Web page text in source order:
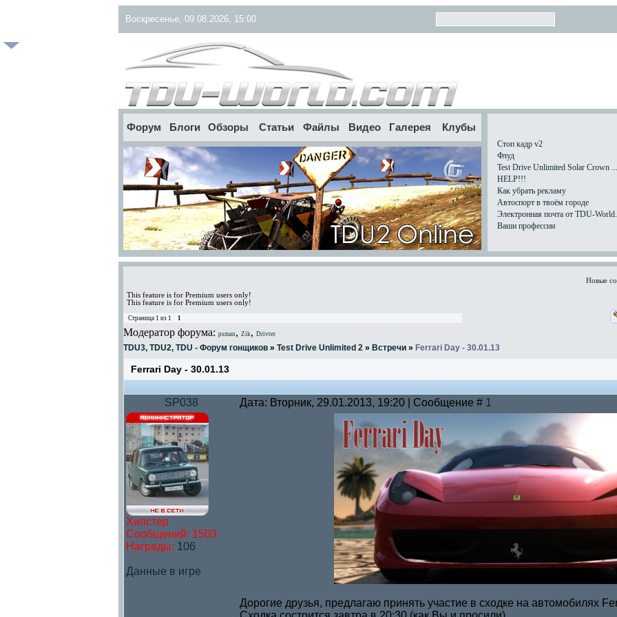
Воскресенье, 09.08.2026, 15:00
Форум Блоги Обзоры Статьи Файлы Видео Галерея Клубы
Стоп кадр v2
Флуд
Test Drive Unlimited Solar Crown ...
HELP!!!
Как убрать рекламу
Автоспорт в твоём городе
Электронная почта от TDU-
Ваши профессии
Новые
This feature is for Premium users only!
This feature is for Premium users only!
Страница 1 из 1 1
Модератор форума: psman, Zik, Drivter
TDU3, TDU2, TDU - Форум гонщиков » Test Drive Unlimited 2 » Встречи » Ferrari Day - 30.01.13
Ferrari Day - 30.01.13
SP038 Дата: Вторник, 29.01.2013, 19:20 | Сообщение # 1
Хипстер
Сообщений: 1503
Награды: 106
Данные в игре
Дорогие друзья, предлагаю принять участие в сходке на автомобилях